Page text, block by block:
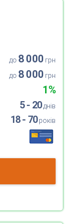
до 8 000 грн
до 8 000 грн
1%
5 - 20днів
18 - 70років